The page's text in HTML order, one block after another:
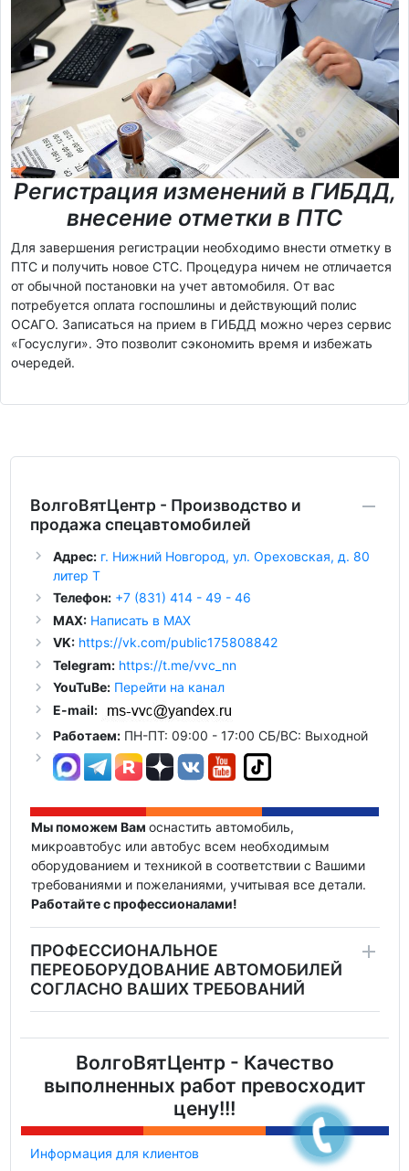
Регистрация изменений в ГИБДД,
внесение отметки в ПТС
Для завершения регистрации необходимо внести отметку в
ПТС и получить новое СТС. Процедура ничем не отличается
от обычной постановки на учет автомобиля. От вас
потребуется оплата госпошлины и действующий полис
ОСАГО. Записаться на прием в ГИБДД можно через сервис
«Госуслуги». Это позволит сэкономить время и избежать
очередей.
ВолгоВятЦентр - Производство и
продажа спецавтомобилей
Адрес: г. Нижний Новгород, ул. Ореховская, д. 80
литер Т
Телефон:+7 (831) 414 - 49 - 46
MAX: Написать в MAX
VK: https://vk.com/public175808842
Telegram: https://t.me/vvc_nn
YouTuBe: Перейти на канал
E-mail:
Работаем:ПН-ПТ: 09:00 - 17:00 СБ/ВС: Выходной
Мы поможем Вам оснастить автомобиль,
микроавтобус или автобус всем необходимым
оборудованием и техникой в соответствии с Вашими
требованиями и пожеланиями, учитывая все детали.
Работайте с профессионалами!
ПРОФЕССИОНАЛЬНОЕ
ПЕРЕОБОРУДОВАНИЕ АВТОМОБИЛЕЙ
СОГЛАСНО ВАШИХ ТРЕБОВАНИЙ
ВолгоВятЦентр - Качество
выполненных работ превосходит
цену!!!
Информация для клиентов